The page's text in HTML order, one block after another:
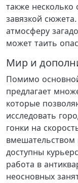
также несколько
завязкой
атмосферу
может таить
Мир и
Помимо
предлагает
которые
исследовать
гонки на
доступны
работа в
неосновных